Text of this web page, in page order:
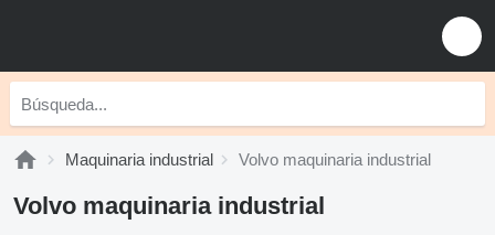
Maquinaria industrial Volvo maquinaria industrial
Volvo maquinaria industrial